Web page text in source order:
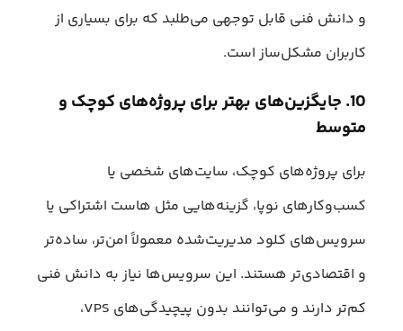
و دانش فنی قابل توجهی می‌طلبد که برای بسیاری از
کاربران مشکل‌ساز است.
10. جایگزین‌های بهتر برای پروژه‌های کوچک و
متوسط
برای پروژه‌های کوچک، سایت‌های شخصی یا
کسب‌وکارهای نوپا، گزینه‌هایی مثل هاست اشتراکی یا
سرویس‌های کلود مدیریت‌شده معمولاً امن‌تر، ساده‌تر
و اقتصادی‌تر هستند. این سرویس‌ها نیاز به دانش فنی
کم‌تر دارند و می‌توانند بدون پیچیدگی‌های VPS،